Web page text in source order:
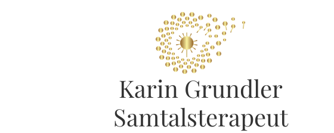
Karin Grundler
Samtalsterapeut